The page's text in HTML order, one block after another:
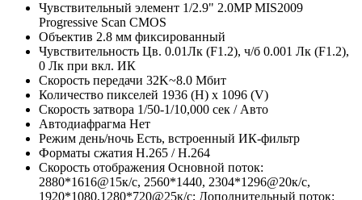
Чувствительный элемент 1/2.9" 2.0MP MIS2009
Progressive Scan CMOS
Объектив 2.8 мм фиксированный
Чувствительность Цв. 0.01Лк (F1.2), ч/б 0.001 Лк (F1.2),
0 Лк при вкл. ИК
Скорость передачи 32K~8.0 Мбит
Количество пикселей 1936 (H) x 1096 (V)
Скорость затвора 1/50-1/10,000 сек / Авто
Автодиафрагма Нет
Режим день/ночь Есть, встроенный ИК-фильтр
Форматы сжатия H.265 / H.264
Скорость отображения Основной поток:
2880*1616@15к/с, 2560*1440, 2304*1296@20к/с,
1920*1080,1280*720@25к/с; Дополнительный поток: